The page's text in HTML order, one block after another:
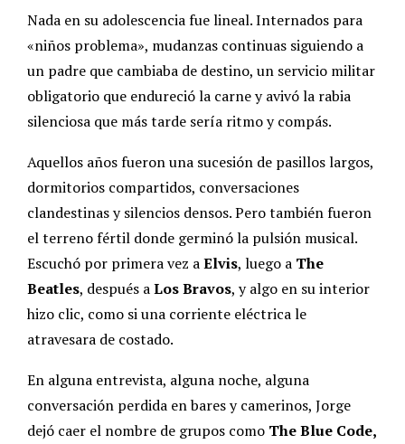
Nada en su adolescencia fue lineal. Internados para
«niños problema», mudanzas continuas siguiendo a
un padre que cambiaba de destino, un servicio militar
obligatorio que endureció la carne y avivó la rabia
silenciosa que más tarde sería ritmo y compás.
Aquellos años fueron una sucesión de pasillos largos,
dormitorios compartidos, conversaciones
clandestinas y silencios densos. Pero también fueron
el terreno fértil donde germinó la pulsión musical.
Escuchó por primera vez aElvis, luego a The
Beatles, después aLos Bravos, y algo en su interior
hizo clic, como si una corriente eléctrica le
atravesara de costado.
En alguna entrevista, alguna noche, alguna
conversación perdida en bares y camerinos, Jorge
dejó caer el nombre de grupos como The Blue Code,